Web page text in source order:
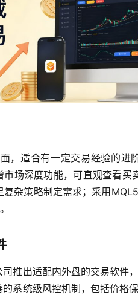
，适合有一定交易经验的进
市场深度功能，可直观查看
杂策略制定需求；采用
推出适配内外盘的交易软件
系统级风控机制，包括价格